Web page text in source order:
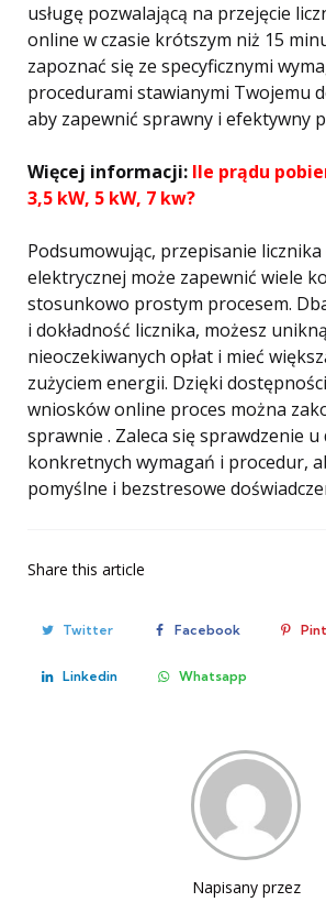
usługę pozwalającą na przejęcie
online w czasie krótszym niż 15
zapoznać się ze specyficznymi
procedurami stawianymi Twojemu
aby zapewnić sprawny i efektywny
Więcej informacji: Ile prądu
3,5 kW, 5 kW, 7 kw?
Podsumowując, przepisanie
elektrycznej może zapewnić wiele
stosunkowo prostym procesem.
i dokładność licznika, możesz
nieoczekiwanych opłat i mieć
zużyciem energii. Dzięki
wniosków online proces można
sprawnie . Zaleca się sprawdzenie
konkretnych wymagań i procedur,
pomyślne i bezstresowe
Share this article
Twitter Facebook
Linkedin Whatsapp
Napisany przez